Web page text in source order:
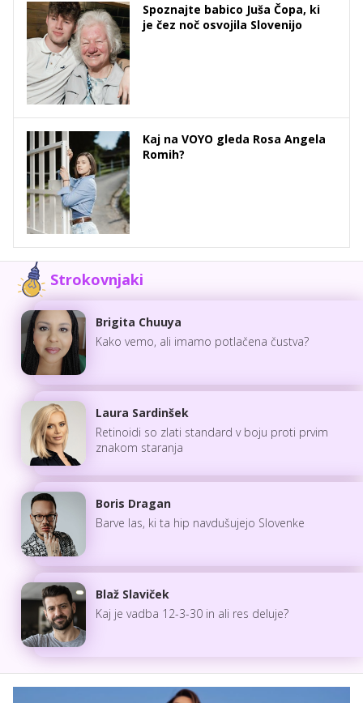
Spoznajte babico Juša Čopa, ki
je čez noč osvojila Slovenijo
Kaj na VOYO gleda Rosa Angela
Romih?
Strokovnjaki
Brigita Chuuya
Kako vemo, ali imamo potlačena čustva?
Laura Sardinšek
Retinoidi so zlati standard v boju proti prvim
znakom staranja
Boris Dragan
Barve las, ki ta hip navdušujejo Slovenke
Blaž Slaviček
Kaj je vadba 12-3-30 in ali res deluje?